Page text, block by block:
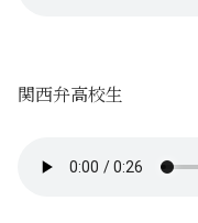
関西弁高校生